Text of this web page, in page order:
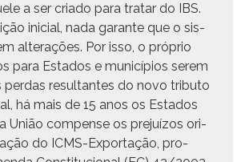
a ser cri­a­do para tratar do IBS.
ini­cial, nada garante que o sis­
alter­ações. Por isso, o próprio
para Esta­dos e municí­pios serem
per­das resul­tantes do novo trib­u­to
há mais de 15 anos os Esta­dos
União com­pense os pre­juí­zos ori­
do ICMS-Expor­tação, pro­